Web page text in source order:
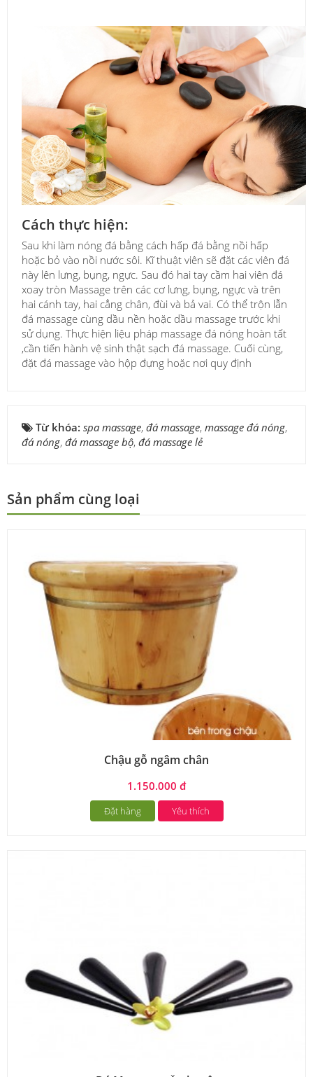
Cách thực hiện:
Sau khi làm nóng đá bằng cách hấp đá bằng nồi hấp
hoặc bỏ vào nồi nước sôi. Kĩ thuật viên sẽ đặt các viên đá
này lên lưng, bụng, ngực. Sau đó hai tay cầm hai viên đá
xoay tròn Massage trên các cơ lưng, bụng, ngực và trên
hai cánh tay, hai cẳng chân, đùi và bả vai. Có thể trộn lẫn
đá massage cùng dầu nền hoặc dầu massage trước khi
sử dụng. Thực hiện liệu pháp massage đá nóng hoàn tất
,cần tiến hành vệ sinh thật sạch đá massage. Cuối cùng,
đặt đá massage vào hộp đựng hoặc nơi quy định
Từ khóa: spa massage, đá massage, massage đá nóng,
đá nóng, đá massage bộ, đá massage lẻ
Sản phẩm cùng loại
Chậu gỗ ngâm chân
1.150.000 đ
Đặt hàng Yêu thích